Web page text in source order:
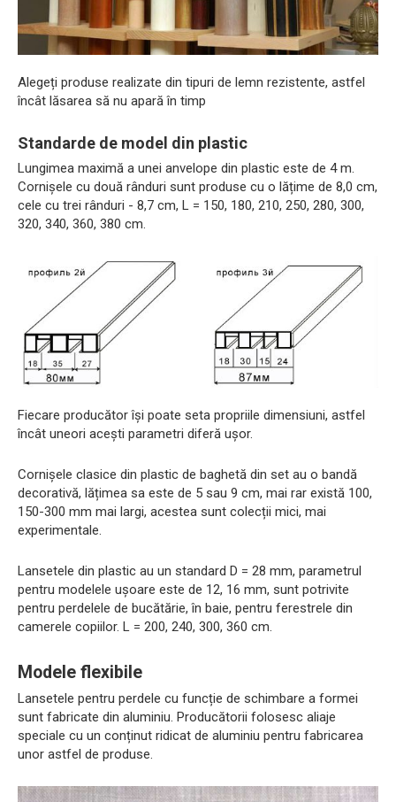
Alegeți produse realizate din tipuri de lemn rezistente, astfel
încât lăsarea să nu apară în timp
Standarde de model din plastic
Lungimea maximă a unei anvelope din plastic este de 4 m.
Cornișele cu două rânduri sunt produse cu o lățime de 8,0 cm,
cele cu trei rânduri - 8,7 cm, L = 150, 180, 210, 250, 280, 300,
320, 340, 360, 380 cm.
Fiecare producător își poate seta propriile dimensiuni, astfel
încât uneori acești parametri diferă ușor.
Cornișele clasice din plastic de baghetă din set au o bandă
decorativă, lățimea sa este de 5 sau 9 cm, mai rar există 100,
150-300 mm mai largi, acestea sunt colecții mici, mai
experimentale.
Lansetele din plastic au un standard D = 28 mm, parametrul
pentru modelele ușoare este de 12, 16 mm, sunt potrivite
pentru perdelele de bucătărie, în baie, pentru ferestrele din
camerele copiilor. L = 200, 240, 300, 360 cm.
Modele flexibile
Lansetele pentru perdele cu funcție de schimbare a formei
sunt fabricate din aluminiu. Producătorii folosesc aliaje
speciale cu un conținut ridicat de aluminiu pentru fabricarea
unor astfel de produse.